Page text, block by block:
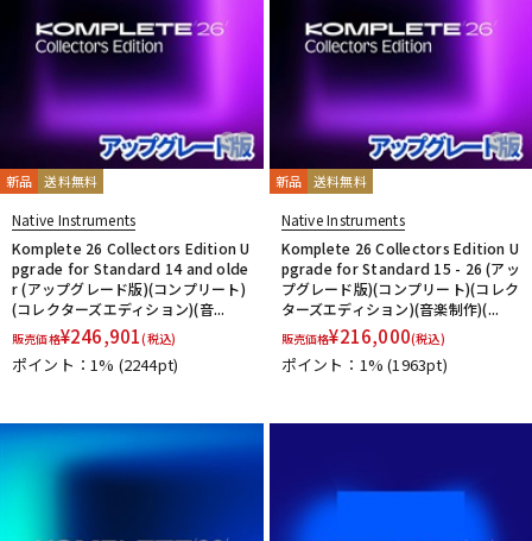
中古 ヴィンテージ
新品 送料無料
Native Instruments
Komplete 26 Collectors Edition U
pgrade for Standard 14 and olde
r (アップグレード版)(コンプリート)
(コレクターズエディション)(音...
販売価格¥246,901(税込)
ポイント：1% (2244pt)
新品 送料無料
Native Instruments
Komplete 26 Collectors Edition U
pgrade for Standard 15 - 26 (アッ
プグレード版)(コンプリート)(コレク
ターズエディション)(音楽制作)(...
販売価格¥216,000(税込)
ポイント：1%(1963pt)